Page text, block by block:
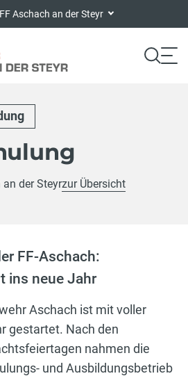
FF Aschach an der Steyr
an der Steyrzur Übersicht
FF-Aschach:
ins neue Jahr
Aschach ist mit voller
gestartet. Nach den
nahmen die
und Ausbildungsbetrieb